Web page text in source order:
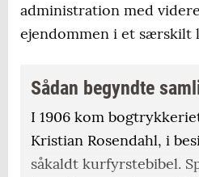
administration med
ejendommen i et særskilt
Sådan begyndte
I 1906 kom
Kristian Rosendahl, i
såkaldt kurfyrstebibel.